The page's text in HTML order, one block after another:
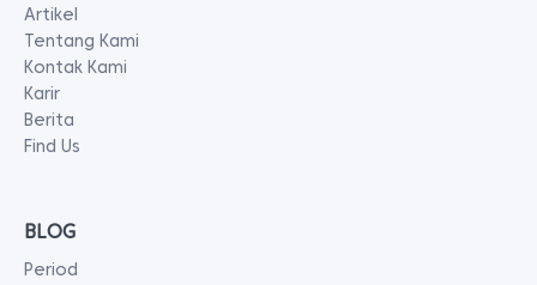
Artikel
Tentang Kami
Kontak Kami
Karir
Berita
Find Us
BLOG
Period